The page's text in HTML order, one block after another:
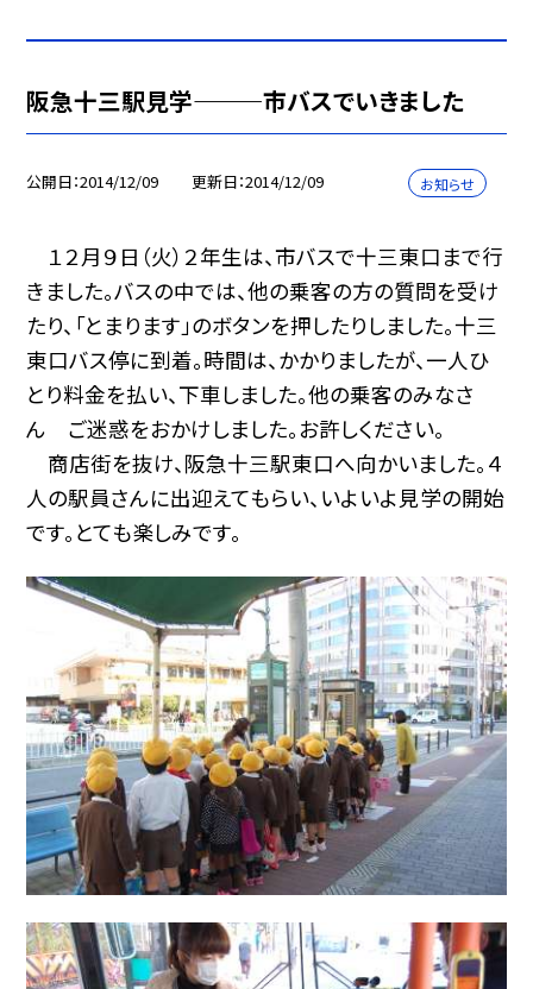
阪急十三駅見学———市バスでいきました
公開日 2014/12/09 更新日 2014/12/09 お知らせ
１２月９日（火）２年生は、市バスで十三東口まで行
きました。バスの中では、他の乗客の方の質問を受け
たり、「とまります」のボタンを押したりしました。十三
東口バス停に到着。時間は、かかりましたが、一人ひ
とり料金を払い、下車しました。他の乗客のみなさ
ん ご迷惑をおかけしました。お許しください。
商店街を抜け、阪急十三駅東口へ向かいました。４
人の駅員さんに出迎えてもらい、いよいよ見学の開始
です。とても楽しみです。